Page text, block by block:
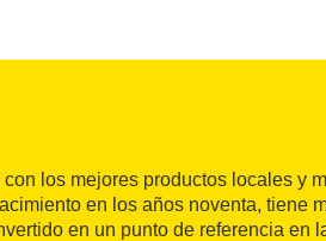
los mejores productos locales y
en los años noventa, tiene
en un punto de referencia en